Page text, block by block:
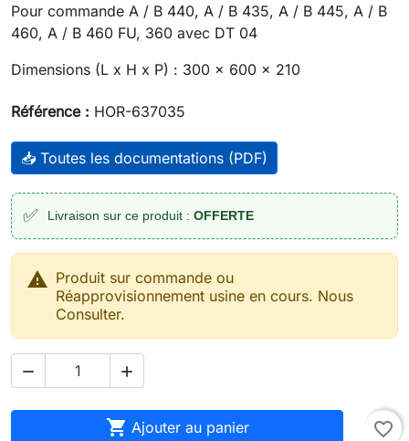
Pour commande A / B 440, A / B 435, A / B 445, A / B
460, A / B 460 FU, 360 avec DT 04
Dimensions (L x H x P) : 300 x 600 x 210
Référence : HOR-637035
📥 Toutes les documentations (PDF)
✅ Livraison sur ce produit : OFFERTE
 Produit sur commande ou
Réapprovisionnement usine en cours. Nous
Consulter.
 
 Ajouter au panier favorite_border